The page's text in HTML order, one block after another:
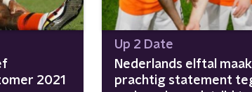
2021
Up 2 Date
Nederlands elftal
prachtig statement